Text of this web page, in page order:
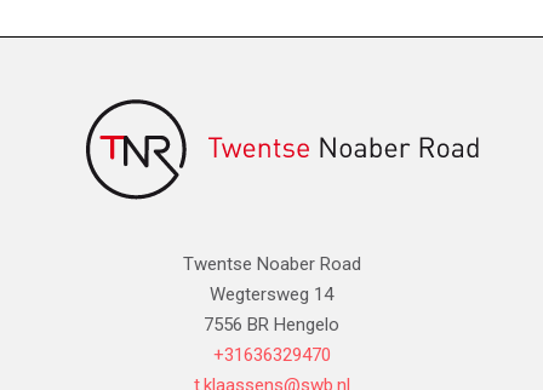
Twentse Noaber Road
Wegtersweg 14
7556 BR Hengelo
+31636329470
t.klaassens@swb.nl